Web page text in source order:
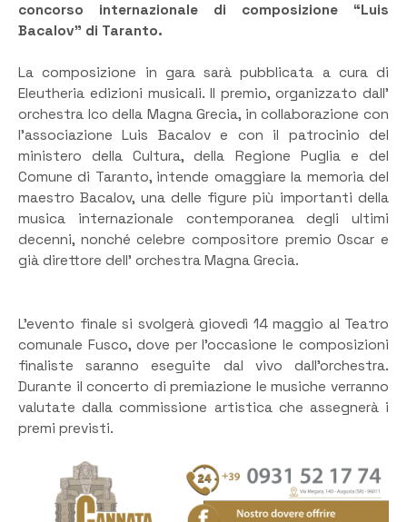
concorso internazionale di composizione “Luis
Bacalov” di Taranto.
La composizione in gara sarà pubblicata a cura di
Eleutheria edizioni musicali. Il premio, organizzato dall’
orchestra Ico della Magna Grecia, in collaborazione con
l’associazione Luis Bacalov e con il patrocinio del
ministero della Cultura, della Regione Puglia e del
Comune di Taranto, intende omaggiare la memoria del
maestro Bacalov, una delle figure più importanti della
musica internazionale contemporanea degli ultimi
decenni, nonché celebre compositore premio Oscar e
già direttore dell’ orchestra Magna Grecia.
L’evento finale si svolgerà giovedì 14 maggio al Teatro
comunale Fusco, dove per l’occasione le composizioni
finaliste saranno eseguite dal vivo dall’orchestra.
Durante il concerto di premiazione le musiche verranno
valutate dalla commissione artistica che assegnerà i
premi previsti.